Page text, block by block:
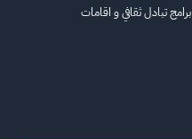
برامج تبادل ثقافي و اقامات